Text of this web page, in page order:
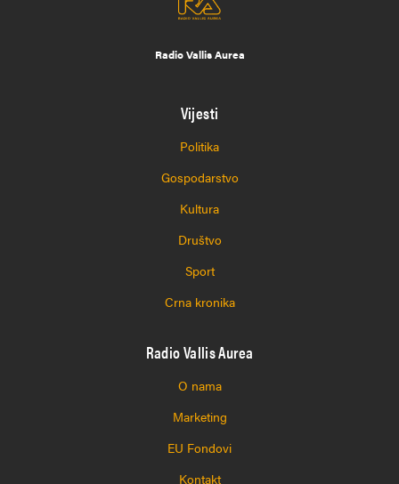
Radio Vallis Aurea
Vijesti
Politika
Gospodarstvo
Kultura
Društvo
Sport
Crna kronika
Radio Vallis Aurea
O nama
Marketing
EU Fondovi
Kontakt